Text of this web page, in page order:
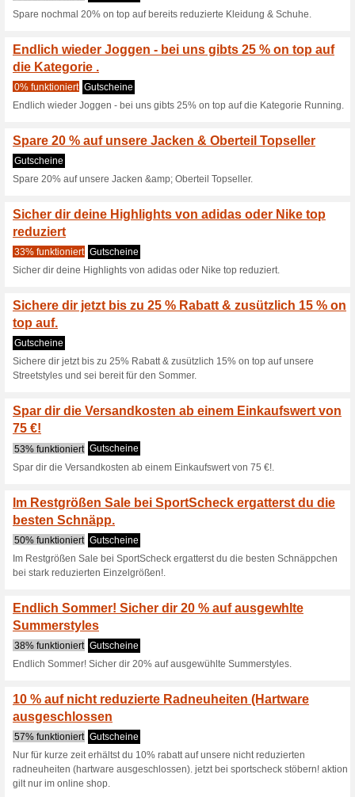
TIPP: 10 % Extra-
Wir empfehlen 100%
Richtig gehört - du
Studentenstatus.
Spare auf
55% funktioniert Gutscheine
Spare auf ausgewühlte
Jetzt beim Kauf von
Gutscheine
Jetzt beim Kauf von Hosen
Jetzt schon auf den
Winter-Arti.
38% funktioniert